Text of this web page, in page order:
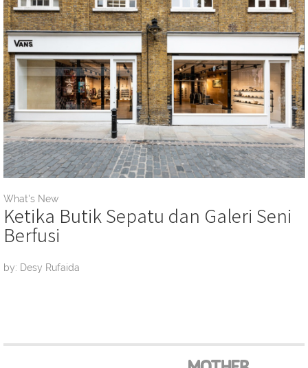
What's New
Ketika Butik Sepatu dan Galeri Seni
Berfusi
by: Desy Rufaida